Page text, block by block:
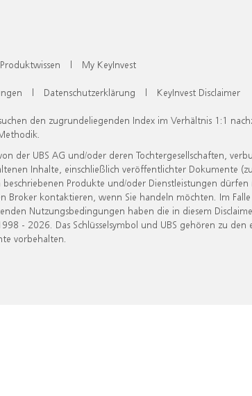
Produktwissen | My KeyInvest
| Datenschutzerklärung | KeyInvest Disclaimer
den zugrundeliegenden Index im Verhältnis 1:1
der UBS AG und/oder deren Tochtergesellschaften,
Inhalte, einschließlich veröffentlichter Dokumente
Produkte und/oder Dienstleistungen dürfen
kontaktieren, wenn Sie handeln möchten. Im Falle
Nutzungsbedingungen haben die in diesem
- 2026. Das Schlüsselsymbol und UBS gehören zu den
vorbehalten.